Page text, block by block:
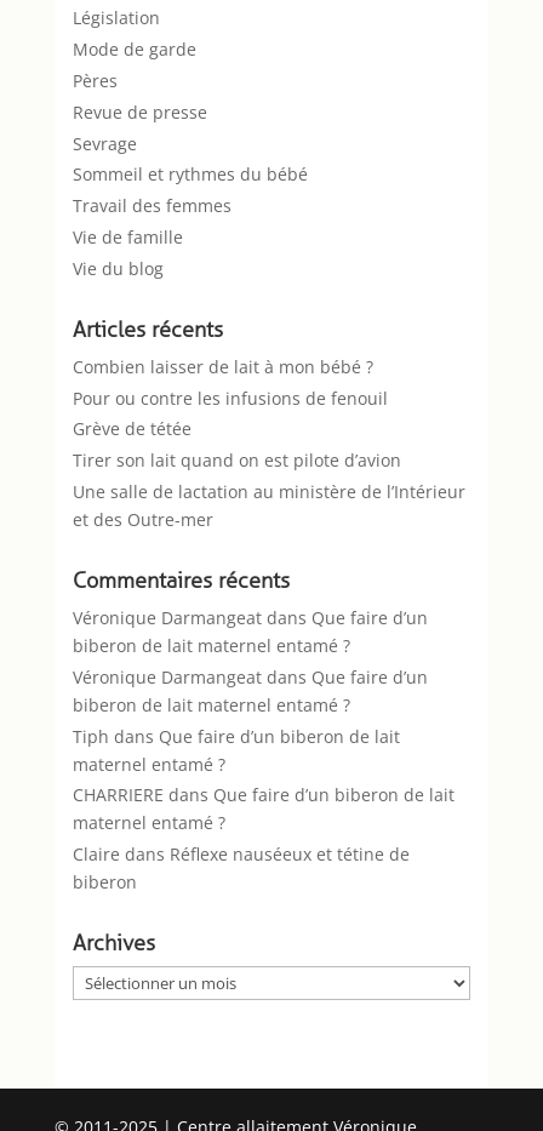
Législation
Mode de garde
Pères
Revue de presse
Sevrage
Sommeil et rythmes du bébé
Travail des femmes
Vie de famille
Vie du blog
Articles récents
Combien laisser de lait à mon bébé ?
Pour ou contre les infusions de fenouil
Grève de tétée
Tirer son lait quand on est pilote d’avion
Une salle de lactation au ministère de l’Intérieur
et des Outre-mer
Commentaires récents
Véronique Darmangeatdans Que faire d’un
biberon de lait maternel entamé ?
Véronique Darmangeatdans Que faire d’un
biberon de lait maternel entamé ?
Tiph dans Que faire d’un biberon de lait
maternel entamé ?
CHARRIERE dans Que faire d’un biberon de lait
maternel entamé ?
Claire dans Réflexe nauséeux et tétine de
biberon
Archives
Archives